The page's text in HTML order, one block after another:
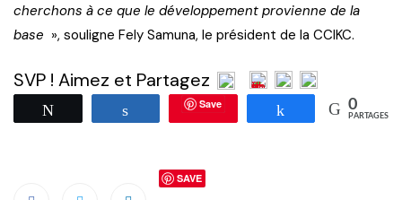
cherchons à ce que le développement provienne de la
base », souligne Fely Samuna, le président de la CCIKC.
SVP ! Aimez et Partagez
Partagez Save Partagez 0
PARTAGES
SAVE